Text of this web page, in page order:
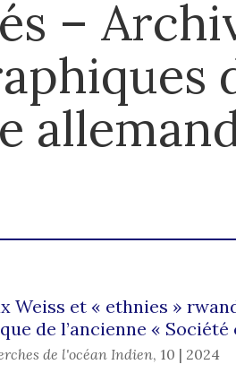
–
Weiss et « ethnies »
de l’ancienne «
de l'océan Indien, 10 | 2024